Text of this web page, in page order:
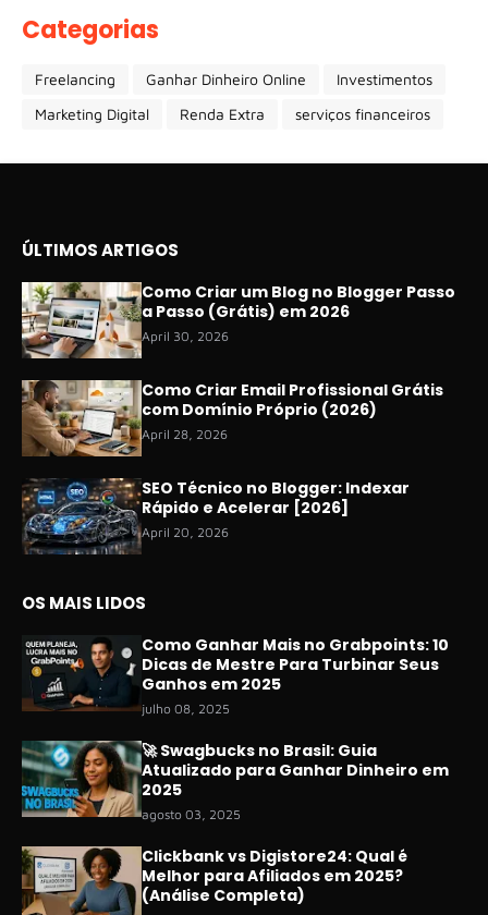
Categorias
Freelancing Ganhar Dinheiro Online
Investimentos
Marketing Digital
Renda Extra serviços financeiros
ÚLTIMOS ARTIGOS
Como Criar um Blog no Blogger Passo
a Passo (Grátis) em 2026
April 30, 2026
Como Criar Email Profissional Grátis
com Domínio Próprio (2026)
April 28, 2026
SEO Técnico no Blogger: Indexar
Rápido e Acelerar [2026]
April 20, 2026
OS MAIS LIDOS
Como Ganhar Mais no Grabpoints: 10
Dicas de Mestre Para Turbinar Seus
Ganhos em 2025
julho 08, 2025
🚀 Swagbucks no Brasil: Guia
Atualizado para Ganhar Dinheiro em
2025
agosto 03, 2025
Clickbank vs Digistore24: Qual é
Melhor para Afiliados em 2025?
(Análise Completa)